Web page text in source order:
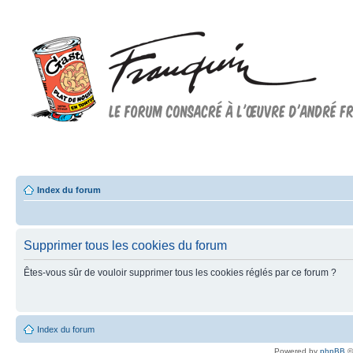
Index du forum
Supprimer tous les cookies du forum
Êtes-vous sûr de vouloir supprimer tous les cookies réglés par ce forum ?
Index du forum
Powered by phpBB